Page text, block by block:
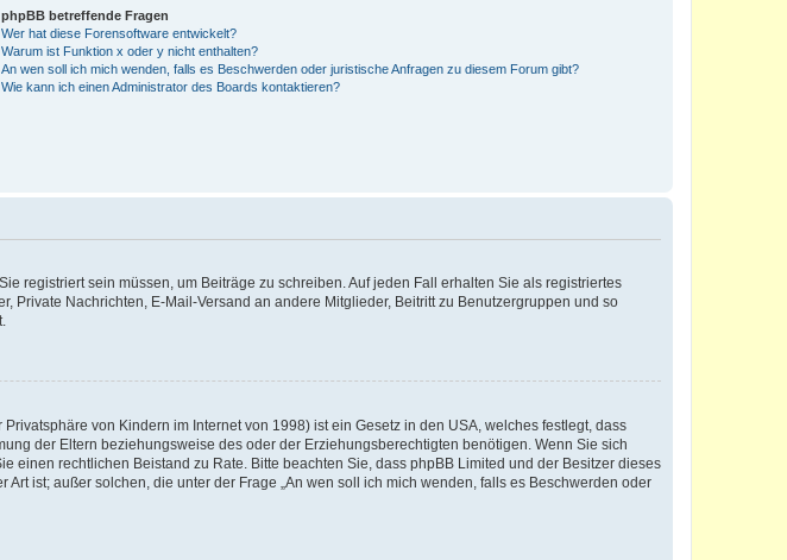
phpBB betreffende Fragen
Wer hat diese Forensoftware entwickelt?
Warum ist Funktion x oder y nicht enthalten?
An wen soll ich mich wenden, falls es Beschwerden oder juristische Anfragen zu diesem Forum gibt?
Wie kann ich einen Administrator des Boards kontaktieren?
registriert sein müssen, um Beiträge zu schreiben. Auf jeden Fall erhalten Sie als registriertes
Private Nachrichten, E-Mail-Versand an andere Mitglieder, Beitritt zu Benutzergruppen und so
von Kindern im Internet von 1998) ist ein Gesetz in den USA, welches festlegt, dass
der Eltern beziehungsweise des oder der Erziehungsberechtigten benötigen. Wenn Sie sich
einen rechtlichen Beistand zu Rate. Bitte beachten Sie, dass phpBB Limited und der Besitzer dieses
ist; außer solchen, die unter der Frage „An wen soll ich mich wenden, falls es Beschwerden oder